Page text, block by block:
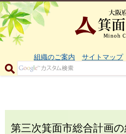
組織のご案内 サイトマップ
第三次箕面市総合計画